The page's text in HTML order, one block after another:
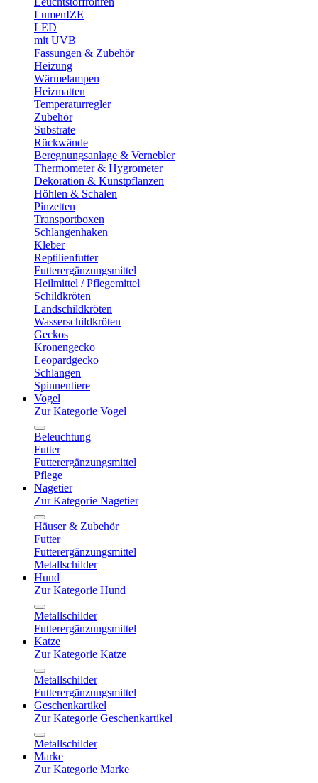
LumenIZE
LED
mit UVB
Fassungen & Zubehör
Heizung
Wärmelampen
Heizmatten
Temperaturregler
Zubehör
Substrate
Rückwände
Beregnungsanlage & Vernebler
Thermometer & Hygrometer
Dekoration & Kunstpflanzen
Höhlen & Schalen
Pinzetten
Transportboxen
Schlangenhaken
Kleber
Reptilienfutter
Futterergänzungsmittel
Heilmittel / Pflegemittel
Schildkröten
Landschildkröten
Wasserschildkröten
Geckos
Kronengecko
Leopardgecko
Schlangen
Spinnentiere
Vogel
Zur Kategorie Vogel
Beleuchtung
Futter
Futterergänzungsmittel
Pflege
Nagetier
Zur Kategorie Nagetier
Häuser & Zubehör
Futter
Futterergänzungsmittel
Metallschilder
Hund
Zur Kategorie Hund
Metallschilder
Futterergänzungsmittel
Katze
Zur Kategorie Katze
Metallschilder
Futterergänzungsmittel
Geschenkartikel
Zur Kategorie Geschenkartikel
Metallschilder
Marke
Zur Kategorie Marke